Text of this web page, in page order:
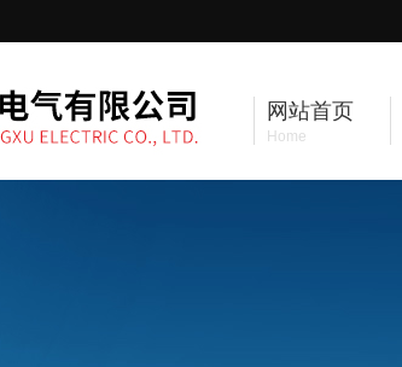
网站首页
Home